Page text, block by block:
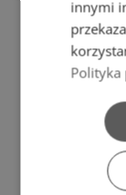
innymi
Polityka